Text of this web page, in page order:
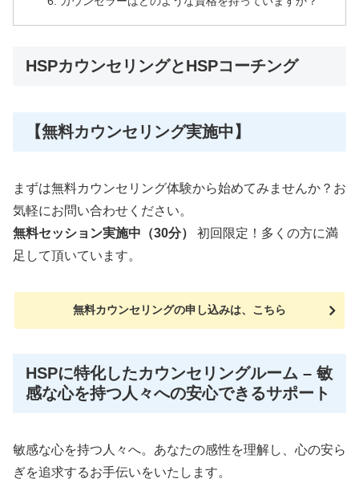
HSPカウンセリングとHSPコーチング
【無料カウンセリング実施中】
まずは無料カウンセリング体験から始めてみませんか？お
気軽にお問い合わせください。
無料セッション実施中（30分）
初回限定！多くの方に満
足して頂いています。
無料カウンセリングの申し込みは、こちら
HSPに特化したカウンセリングルーム – 敏
感な心を持つ人々への安心できるサポート
敏感な心を持つ人々へ。あなたの感性を理解し、心の安ら
ぎを追求するお手伝いをいたします。